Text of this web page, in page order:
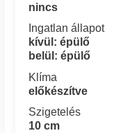
nincs
Ingatlan állapot
kívül: épülő
belül: épülő
Klíma
előkészítve
Szigetelés
10 cm